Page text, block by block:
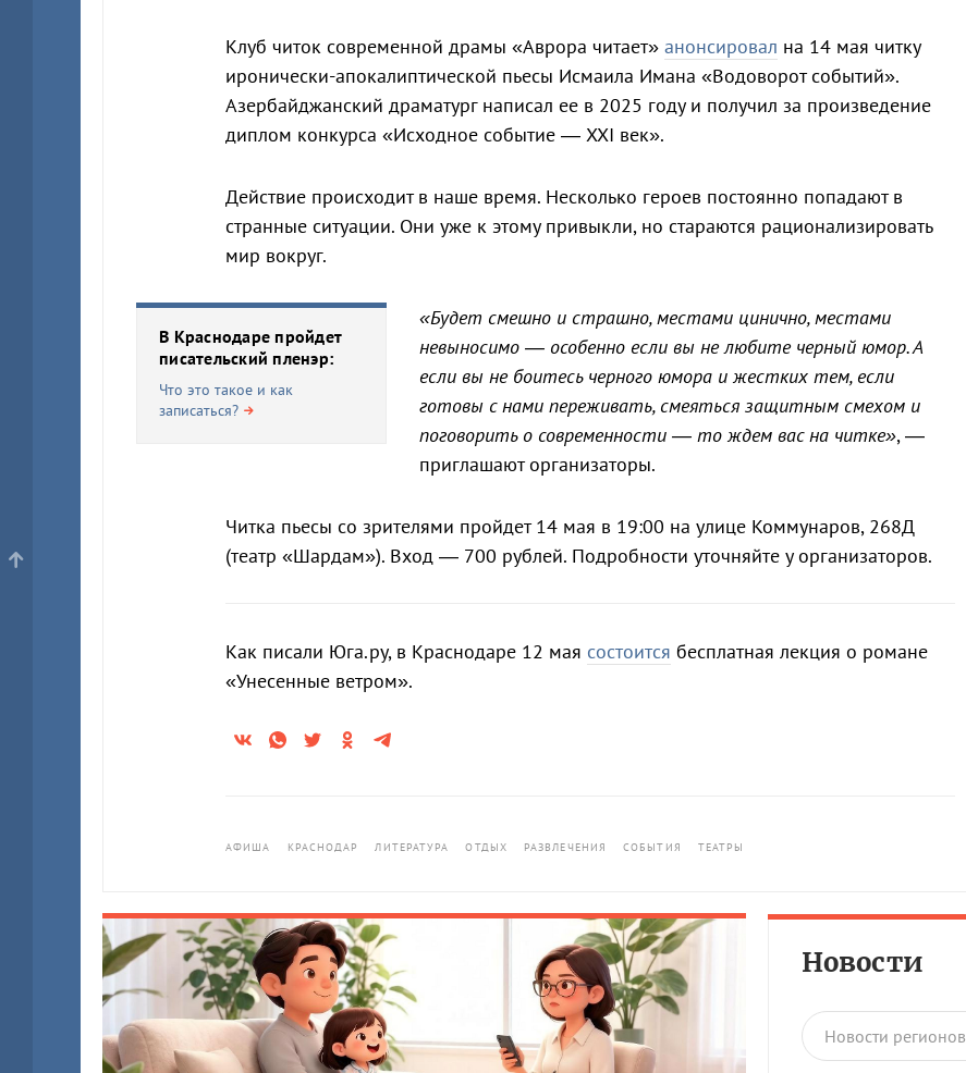
Клуб читок современной драмы «Аврора читает» анонсировал на 14 мая читку
иронически-апокалиптической пьесы Исмаила Имана «Водоворот событий».
Азербайджанский драматург написал ее в 2025 году и получил за произведение
диплом конкурса «Исходное событие — XXI век».
Действие происходит в наше время. Несколько героев постоянно попадают в
странные ситуации. Они уже к этому привыкли, но стараются рационализировать
мир вокруг.
В Краснодаре пройдет
писательский пленэр:
Что это такое и как
записаться?
«Будет смешно и страшно, местами цинично, местами
невыносимо — особенно если вы не любите черный юмор. А
если вы не боитесь черного юмора и жестких тем, если
готовы с нами переживать, смеяться защитным смехом и
поговорить о современности — то ждем вас на читке», —
приглашают организаторы.
Читка пьесы со зрителями пройдет 14 мая в 19:00 на улице Коммунаров, 268Д
(театр «Шардам»). Вход — 700 рублей. Подробности уточняйте у организаторов.
Как писали Юга.ру, в Краснодаре 12 мая состоится бесплатная лекция о романе
«Унесенные ветром».
АФИША КРАСНОДАР ЛИТЕРАТУРА ОТДЫХ РАЗВЛЕЧЕНИЯ СОБЫТИЯ ТЕАТРЫ
Новости
Новости регионов